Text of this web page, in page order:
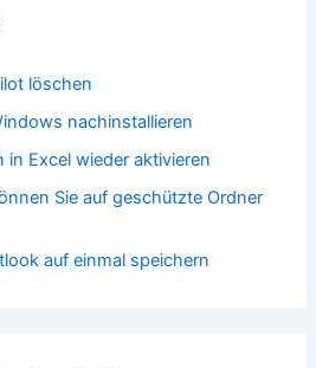
löschen
nachinstallieren
Excel wieder aktivieren
Sie auf geschützte Ordner
auf einmal speichern